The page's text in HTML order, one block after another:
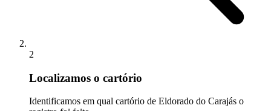
2
Localizamos o cartório
Identificamos em qual cartório de Eldorado do Carajás o